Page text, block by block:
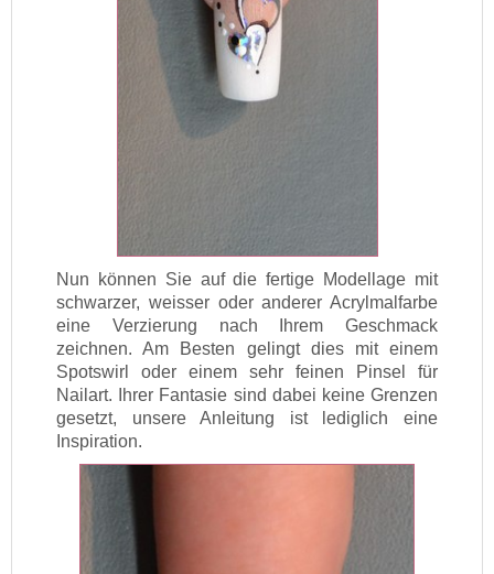
Nun können Sie auf die fertige Modellage mit
schwarzer, weisser oder anderer Acrylmalfarbe
eine Verzierung nach Ihrem Geschmack
zeichnen. Am Besten gelingt dies mit einem
Spotswirl oder einem sehr feinen Pinsel für
Nailart. Ihrer Fantasie sind dabei keine Grenzen
gesetzt, unsere Anleitung ist lediglich eine
Inspiration.